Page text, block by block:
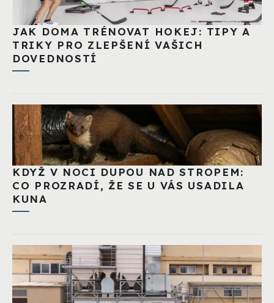
JAK DOMA TRÉNOVAT HOKEJ: TIPY A
TRIKY PRO ZLEPŠENÍ VAŠICH
DOVEDNOSTÍ
KDYŽ V NOCI DUPOU NAD STROPEM:
CO PROZRADÍ, ŽE SE U VÁS USADILA
KUNA